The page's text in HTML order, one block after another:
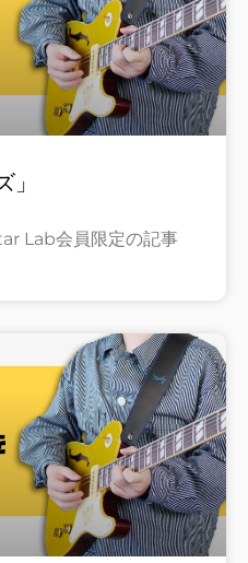
Lab会員限定の記事